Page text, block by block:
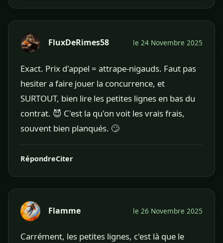
FluxDeRimes58 le 24 Novembre 2025
Exact. Prix d'appel = attrape-nigauds. Faut pas
hesiter a faire jouer la concurrence, et
SURTOUT, bien lire les petites lignes en bas du
contrat. 😈 C'est la qu'on voit les vrais frais,
souvent bien planqués. 🙄
RépondreCiter
Flamme le 26 Novembre 2025
Carrément, les petites lignes, c'est là que le